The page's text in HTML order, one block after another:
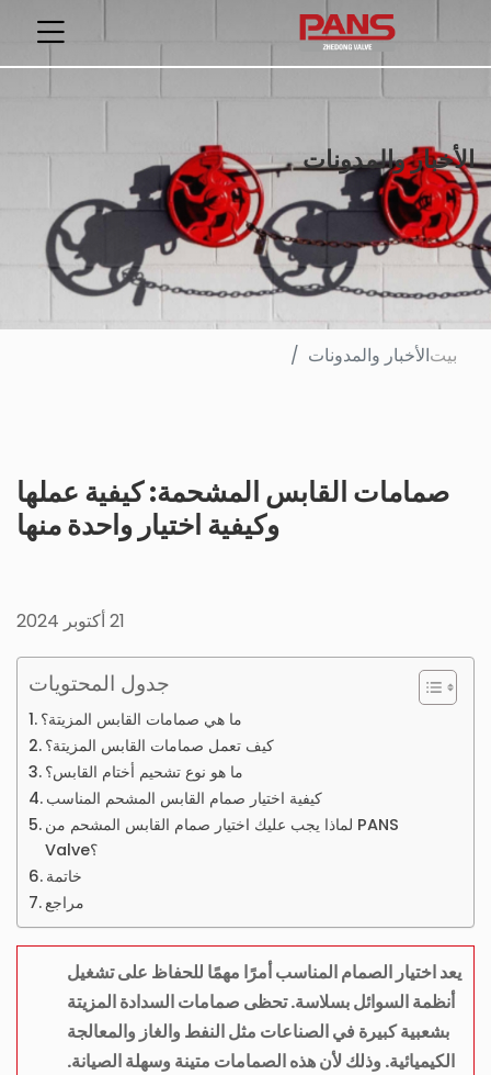
الأخبار والمدونات
بيتالأخبار والمدونات
صمامات القابس المشحمة: كيفية عملها
وكيفية اختيار واحدة منها
21 أكتوبر 2024
جدول المحتويات
ما هي صمامات القابس المزيتة؟
كيف تعمل صمامات القابس المزيتة؟
ما هو نوع تشحيم أختام القابس؟
كيفية اختيار صمام القابس المشحم المناسب
لماذا يجب عليك اختيار صمام القابس المشحم من PANS
Valve؟
خاتمة
مراجع
يعد اختيار الصمام المناسب أمرًا مهمًا للحفاظ على تشغيل
أنظمة السوائل بسلاسة. تحظى صمامات السدادة المزيتة
بشعبية كبيرة في الصناعات مثل النفط والغاز والمعالجة
الكيميائية. وذلك لأن هذه الصمامات متينة وسهلة الصيانة.